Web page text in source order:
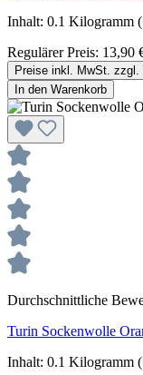
Inhalt: 0.1 Kilogramm
Regulärer Preis: 13,90
Preise inkl. MwSt. zzgl.
In den Warenkorb
Durchschnittliche
Turin Sockenwolle
Inhalt: 0.1 Kilogramm